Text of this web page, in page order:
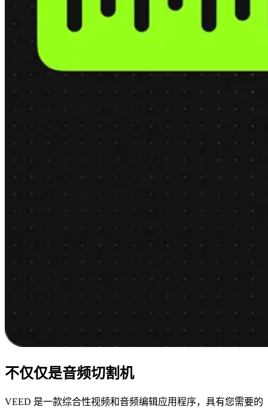
不仅仅是音频切割机
VEED 是一款综合性视频和音频编辑应用程序，具有您需要的